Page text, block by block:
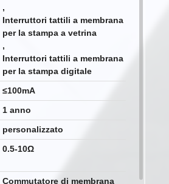
,
Interruttori tattili a membrana
per la stampa a vetrina
,
Interruttori tattili a membrana
per la stampa digitale
≤100mA
1 anno
personalizzato
0.5-10Ω
Commutatore di membrana